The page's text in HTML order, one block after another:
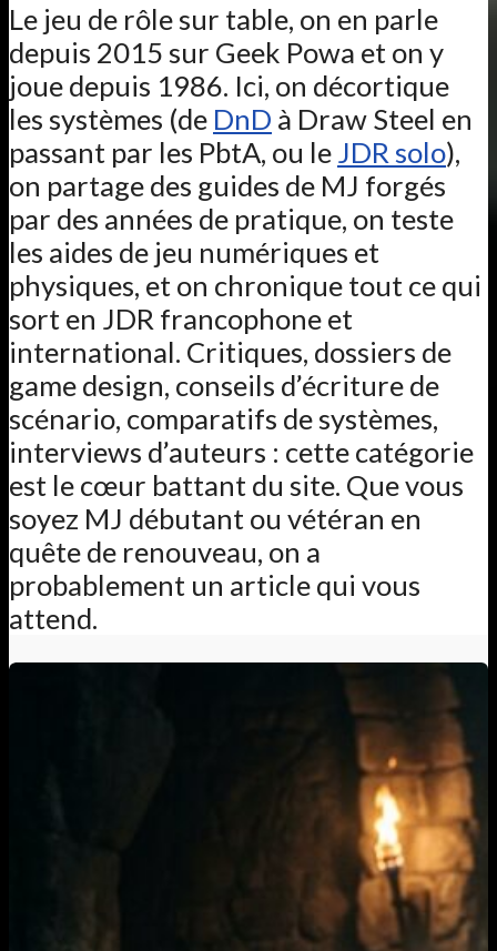
Le jeu de rôle sur table, on en parle
depuis 2015 sur Geek Powa et on y
joue depuis 1986. Ici, on décortique
les systèmes (de DnD à Draw Steel en
passant par les PbtA, ou le JDR solo),
on partage des guides de MJ forgés
par des années de pratique, on teste
les aides de jeu numériques et
physiques, et on chronique tout ce qui
sort en JDR francophone et
international. Critiques, dossiers de
game design, conseils d’écriture de
scénario, comparatifs de systèmes,
interviews d’auteurs : cette catégorie
est le cœur battant du site. Que vous
soyez MJ débutant ou vétéran en
quête de renouveau, on a
probablement un article qui vous
attend.